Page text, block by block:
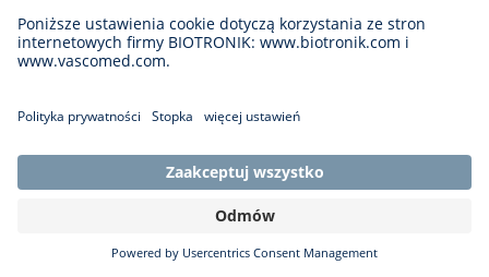
A: Odrzucenie wniosku nie oznacza, że badanie nie jest
wystarczająco istotne z punktu widzenia nauki, ale raczej, że nie jest
Zachęcamy do składania wniosków dotyczących innych badań w
przyszłości.
Pytanie: Czy jeśli mój wniosek zostanie przyjęty,